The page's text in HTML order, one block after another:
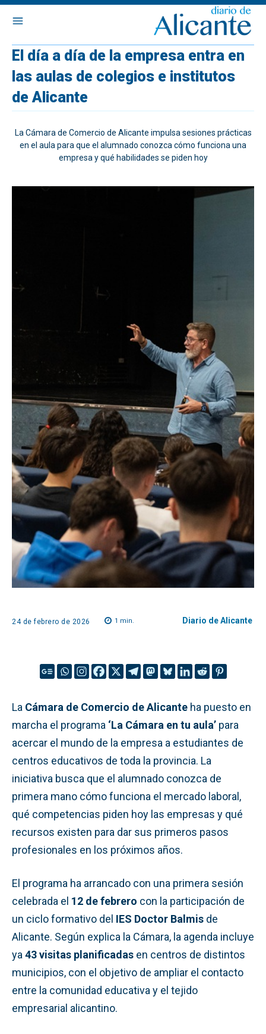
El día a día de la empresa entra en
las aulas de colegios e institutos
de Alicante
La Cámara de Comercio de Alicante impulsa sesiones prácticas
en el aula para que el alumnado conozca cómo funciona una
empresa y qué habilidades se piden hoy
24 de febrero de 2026 1 min. Diario de Alicante
La Cámara de Comercio de Alicante ha puesto en
marcha el programa ‘La Cámara en tu aula’ para
acercar el mundo de la empresa a estudiantes de
centros educativos de toda la provincia. La
iniciativa busca que el alumnado conozca de
primera mano cómo funciona el mercado laboral,
qué competencias piden hoy las empresas y qué
recursos existen para dar sus primeros pasos
profesionales en los próximos años.
El programa ha arrancado con una primera sesión
celebrada el 12 de febrero con la participación de
un ciclo formativo del IES Doctor Balmis de
Alicante. Según explica la Cámara, la agenda incluye
ya 43 visitas planificadas en centros de distintos
municipios, con el objetivo de ampliar el contacto
entre la comunidad educativa y el tejido
empresarial alicantino.